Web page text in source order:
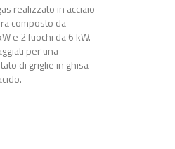
realizzato in acciaio
composto da
e 2 fuochi da 6 kW.
per una
di griglie in ghisa